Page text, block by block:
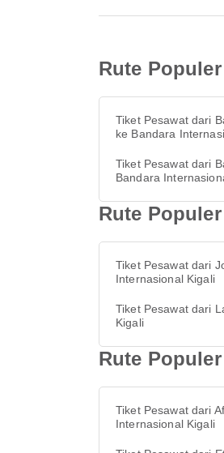
Rute
Tiket Pesawat dari
ke Bandara
Tiket Pesawat dari
Bandara
Rute
Tiket Pesawat dari
Internasional Kigali
Tiket Pesawat dari
Kigali
Rute
Tiket Pesawat dari
Internasional Kigali